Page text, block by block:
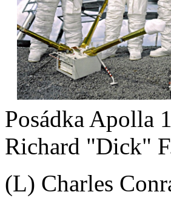
Posádka Apolla
Richard "Dick"
(L) Charles